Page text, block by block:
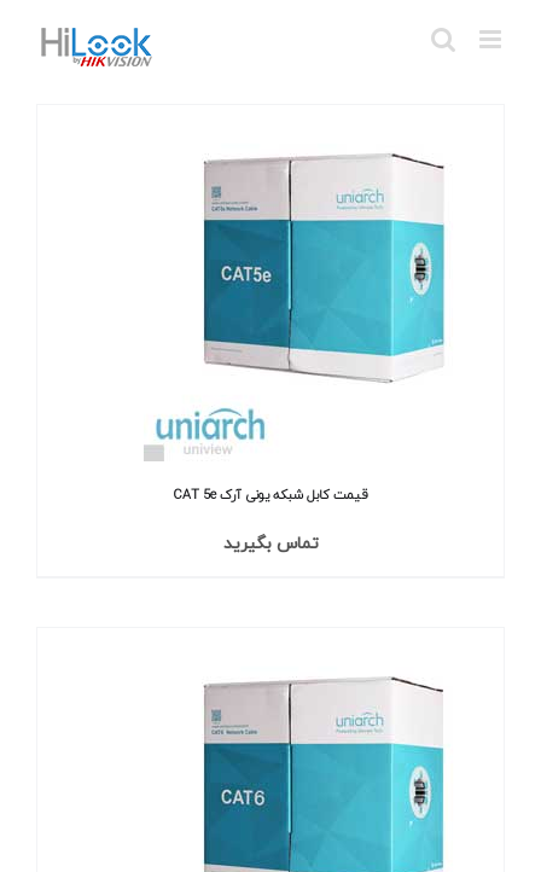
قیمت کابل شبکه یونی آرک CAT 5e
تماس بگیرید